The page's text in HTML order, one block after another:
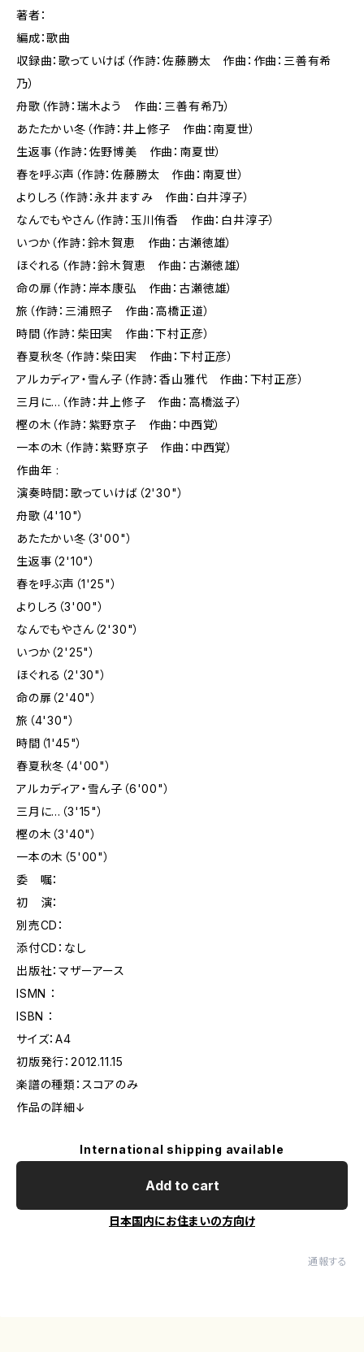
著者：
編成：歌曲
収録曲：歌っていけば（作詩：佐藤勝太 作曲：作曲：三善有希
乃）
舟歌（作詩：瑞木よう 作曲：三善有希乃）
あたたかい冬（作詩：井上修子 作曲：南夏世）
生返事（作詩：佐野博美 作曲：南夏世）
春を呼ぶ声（作詩：佐藤勝太 作曲：南夏世）
よりしろ（作詩：永井ますみ 作曲：白井淳子）
なんでもやさん（作詩：玉川侑香 作曲：白井淳子）
いつか（作詩：鈴木賀恵 作曲：古瀬徳雄）
ほぐれる（作詩：鈴木賀恵 作曲：古瀬徳雄）
命の扉（作詩：岸本康弘 作曲：古瀬徳雄）
旅（作詩：三浦照子 作曲：高橋正道）
時間（作詩：柴田実 作曲：下村正彦）
春夏秋冬（作詩：柴田実 作曲：下村正彦）
アルカディア・雪ん子（作詩：香山雅代 作曲：下村正彦）
三月に…（作詩：井上修子 作曲：高橋滋子）
樫の木（作詩：紫野京子 作曲：中西覚）
一本の木（作詩：紫野京子 作曲：中西覚）
作曲年 :
演奏時間：歌っていけば（2'30"）
舟歌（4'10"）
あたたかい冬（3'00"）
生返事（2'10"）
春を呼ぶ声（1'25"）
よりしろ（3'00"）
なんでもやさん（2'30"）
いつか（2'25"）
ほぐれる（2'30"）
命の扉（2'40"）
旅（4'30"）
時間（1'45"）
春夏秋冬（4'00"）
アルカディア・雪ん子（6'00"）
三月に…（3'15"）
樫の木（3'40"）
一本の木（5'00"）
委 嘱：
初 演：
別売CD：
添付CD：なし
出版社：マザーアース
ISMN ：
ISBN ：
サイズ：A4
初版発行：2012.11.15
楽譜の種類：スコアのみ
作品の詳細↓
International shipping available
Add to cart
日本国内にお住まいの方向け
通報する